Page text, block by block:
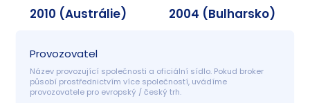
2010 (Austrálie) 2004 (Bulharsko)
Provozovatel
Název provozující společnosti a oficiální sídlo. Pokud broker
působí prostřednictvím více společností, uvádíme
provozovatele pro evropský / český trh.